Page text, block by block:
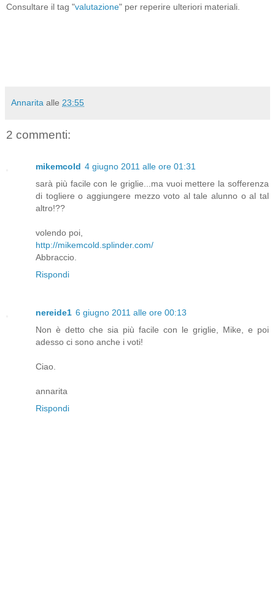
Consultare il tag "valutazione" per reperire ulteriori materiali.
Annarita alle 23:55
2 commenti:
mikemcold 4 giugno 2011 alle ore 01:31
sarà più facile con le griglie...ma vuoi mettere la sofferenza
di togliere o aggiungere mezzo voto al tale alunno o al tal
altro!??
volendo poi,
http://mikemcold.splinder.com/
Abbraccio.
Rispondi
nereide1 6 giugno 2011 alle ore 00:13
Non è detto che sia più facile con le griglie, Mike, e poi
adesso ci sono anche i voti!
Ciao.
annarita
Rispondi